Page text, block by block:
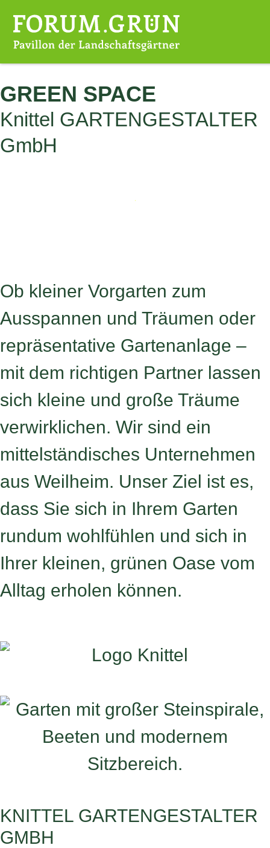
ALLE THEMENGÄRTEN
GREEN SPACE
Knittel GARTENGESTALTER
GmbH
Ob kleiner Vorgarten zum
Ausspannen und Träumen oder
repräsentative Gartenanlage –
mit dem richtigen Partner lassen
sich kleine und große Träume
verwirklichen. Wir sind ein
mittelständisches Unternehmen
aus Weilheim. Unser Ziel ist es,
dass Sie sich in Ihrem Garten
rundum wohlfühlen und sich in
Ihrer kleinen, grünen Oase vom
Alltag erholen können.
KNITTEL GARTENGESTALTER
GMBH